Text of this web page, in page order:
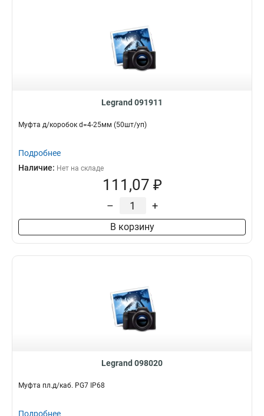
Legrand 091911
Муфта д/коробок d=4-25мм (50шт/уп)
Подробнее
Наличие: Нет на складе
111,07 ₽
– +
В корзину
Legrand 098020
Муфта пл.д/каб. PG7 IP68
Подробнее